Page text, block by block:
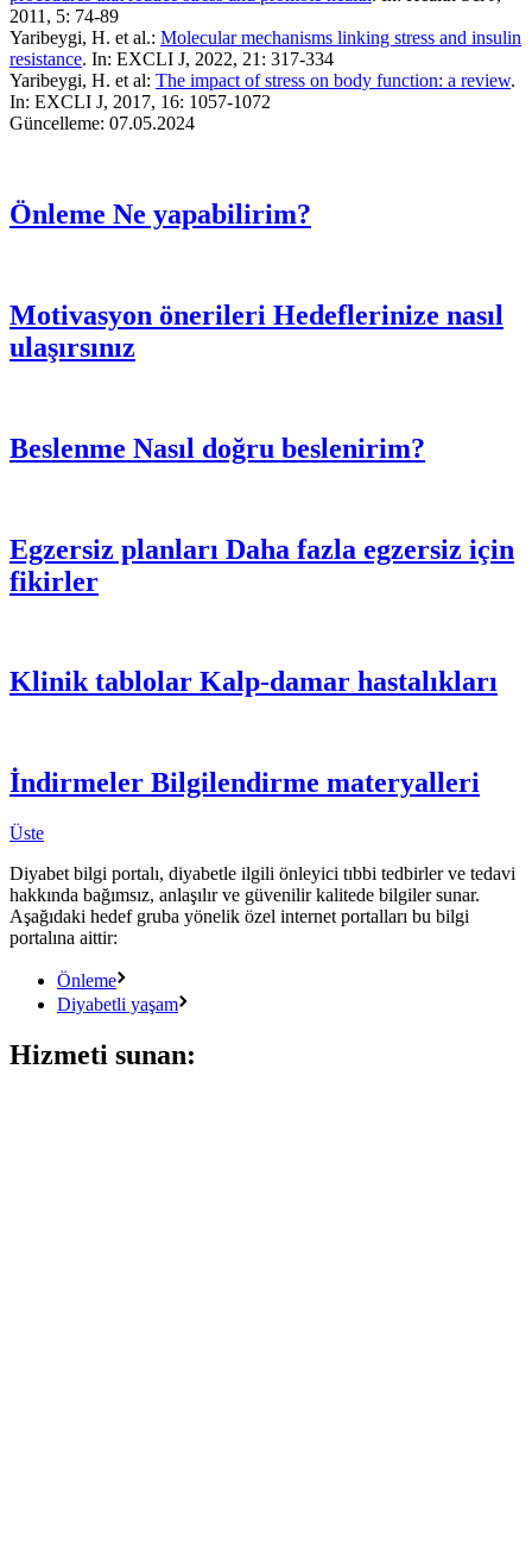
2011, 5: 74-89
Yaribeygi, H. et al.: Molecular mechanisms linking stress and insulin
resistance. In: EXCLI J, 2022, 21: 317-334
Yaribeygi, H. et al: The impact of stress on body function: a review.
In: EXCLI J, 2017, 16: 1057-1072
Güncelleme: 07.05.2024
Önleme Ne yapabilirim?
Motivasyon önerileri Hedeflerinize nasıl
ulaşırsınız
Beslenme Nasıl doğru beslenirim?
Egzersiz planları Daha fazla egzersiz için
fikirler
Klinik tablolar Kalp-damar hastalıkları
İndirmeler Bilgilendirme materyalleri
Üste
Diyabet bilgi portalı, diyabetle ilgili önleyici tıbbi tedbirler ve tedavi
hakkında bağımsız, anlaşılır ve güvenilir kalitede bilgiler sunar.
Aşağıdaki hedef gruba yönelik özel internet portalları bu bilgi
portalına aittir:
Önleme
Diyabetli yaşam
Hizmeti sunan: